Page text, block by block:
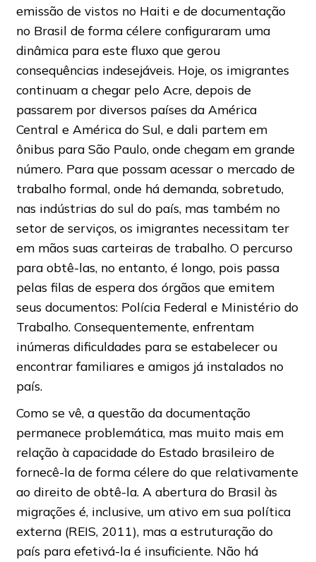
emissão de vistos no Haiti e de documentação
no Brasil de forma célere configuraram uma
dinâmica para este fluxo que gerou
consequências indesejáveis. Hoje, os imigrantes
continuam a chegar pelo Acre, depois de
passarem por diversos países da América
Central e América do Sul, e dali partem em
ônibus para São Paulo, onde chegam em grande
número. Para que possam acessar o mercado de
trabalho formal, onde há demanda, sobretudo,
nas indústrias do sul do país, mas também no
setor de serviços, os imigrantes necessitam ter
em mãos suas carteiras de trabalho. O percurso
para obtê-las, no entanto, é longo, pois passa
pelas filas de espera dos órgãos que emitem
seus documentos: Polícia Federal e Ministério do
Trabalho. Consequentemente, enfrentam
inúmeras dificuldades para se estabelecer ou
encontrar familiares e amigos já instalados no
país.
Como se vê, a questão da documentação
permanece problemática, mas muito mais em
relação à capacidade do Estado brasileiro de
fornecê-la de forma célere do que relativamente
ao direito de obtê-la. A abertura do Brasil às
migrações é, inclusive, um ativo em sua política
externa (REIS, 2011), mas a estruturação do
país para efetivá-la é insuficiente. Não há